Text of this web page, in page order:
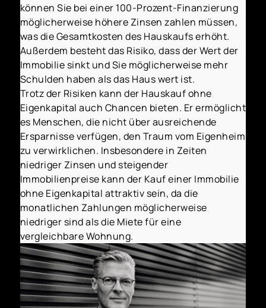
können Sie bei einer 100-Prozent-Finanzierung
möglicherweise höhere Zinsen zahlen müssen,
was die Gesamtkosten des Hauskaufs erhöht.
Außerdem besteht das Risiko, dass der Wert der
Immobilie sinkt und Sie möglicherweise mehr
Schulden haben als das Haus wert ist.
Trotz der Risiken kann der Hauskauf ohne
Eigenkapital auch Chancen bieten. Er ermöglicht
es Menschen, die nicht über ausreichende
Ersparnisse verfügen, den Traum vom Eigenheim
zu verwirklichen. Insbesondere in Zeiten
niedriger Zinsen und steigender
Immobilienpreise kann der Kauf einer Immobilie
ohne Eigenkapital attraktiv sein, da die
monatlichen Zahlungen möglicherweise
niedriger sind als die Miete für eine
vergleichbare Wohnung.